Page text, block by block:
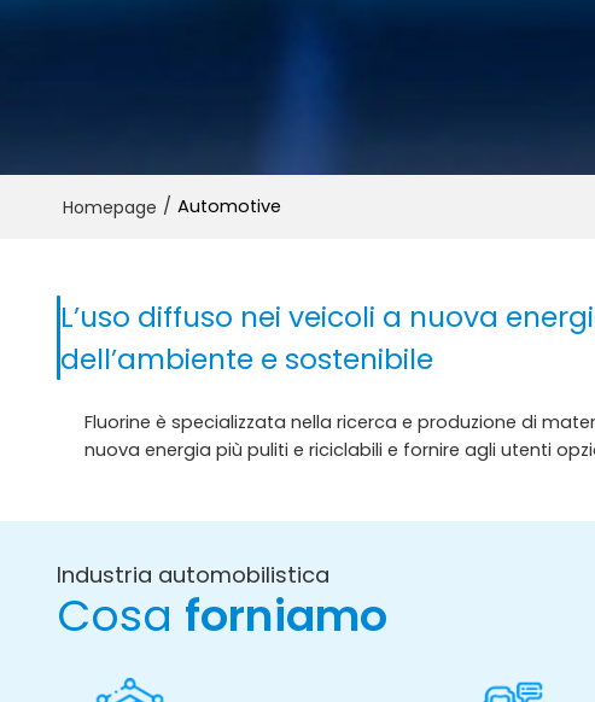
Homepage / Automotive
L’uso diffuso nei veicoli a nuova
dell’ambiente e sostenibile
Fluorine è specializzata nella ricerca e produzione di
nuova energia più puliti e riciclabili e fornire agli utenti
Industria automobilistica
Cosa forniamo